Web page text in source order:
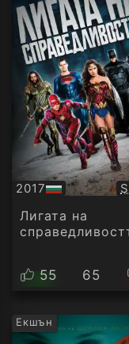
2017
БГ
аудио
Лигата на
55 65
Екшън